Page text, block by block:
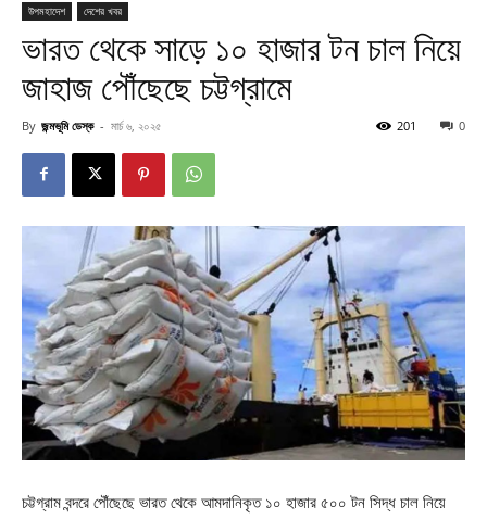
উপমহাদেশ দেশের খবর
ভারত থেকে সাড়ে ১০ হাজার টন চাল নিয়ে
জাহাজ পৌঁছেছে চট্টগ্রামে
By জন্মভূমি ডেস্ক - মার্চ ৬, ২০২৫ 0
201
চট্টগ্রাম বন্দরে পৌঁছেছে ভারত থেকে আমদানিকৃত ১০ হাজার ৫০০ টন সিদ্ধ চাল নিয়ে